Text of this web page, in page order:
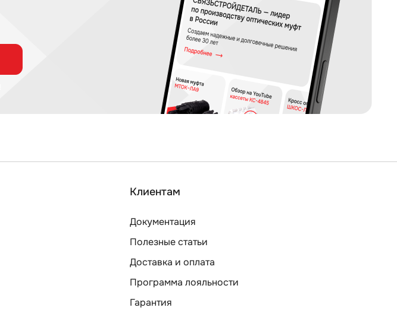
Клиентам
Документация
Полезные статьи
Доставка и оплата
Программа лояльности
Гарантия